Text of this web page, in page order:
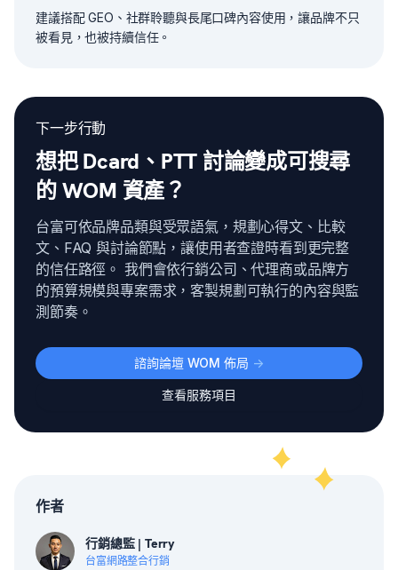
建議搭配 GEO、社群聆聽與長尾口碑內容使用，讓品牌不只
被看見，也被持續信任。
下一步行動
想把 Dcard、PTT 討論變成可搜尋
的 WOM 資產？
台富可依品牌品類與受眾語氣，規劃心得文、比較
文、FAQ 與討論節點，讓使用者查證時看到更完整
的信任路徑。 我們會依行銷公司、代理商或品牌方
的預算規模與專案需求，客製規劃可執行的內容與監
測節奏。
諮詢論壇 WOM 佈局 ->
查看服務項目
作者
行銷總監 | Terry
台富網路整合行銷